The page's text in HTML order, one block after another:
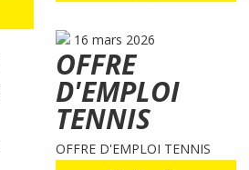
16 mars 2026
OFFRE
D'EMPLOI
TENNIS
OFFRE D'EMPLOI TENNIS